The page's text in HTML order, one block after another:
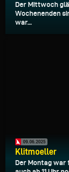
Der Mittwoch
Wochenenden
war...
09.06.2025
Klitmoeller
Der Montag war